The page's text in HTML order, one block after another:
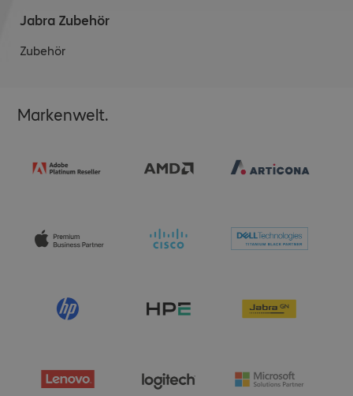
Jabra Zubehör
Zubehör
Markenwelt.